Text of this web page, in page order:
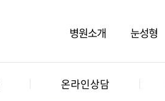
병원소개 눈성형
온라인상담